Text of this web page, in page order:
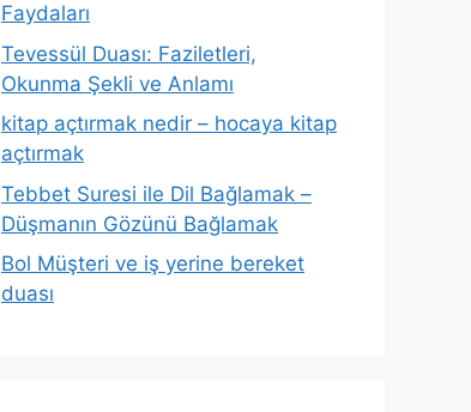
Faydaları
Tevessül Duası: Faziletleri,
Okunma Şekli ve Anlamı
kitap açtırmak nedir – hocaya kitap
açtırmak
Tebbet Suresi ile Dil Bağlamak –
Düşmanın Gözünü Bağlamak
Bol Müşteri ve iş yerine bereket
duası